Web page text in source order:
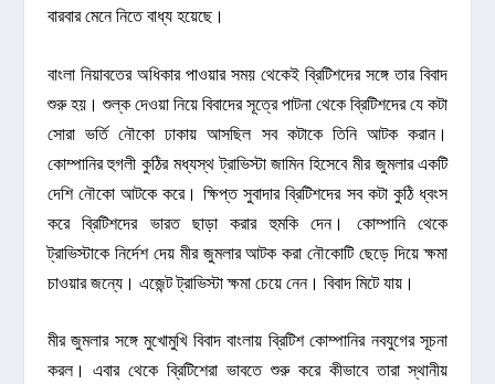
বারবার মেনে নিতে বাধ্য হয়েছে।
বাংলা নিয়াবতের অধিকার পাওয়ার সময় থেকেই ব্রিটিশদের সঙ্গে তার বিবাদ
শুরু হয়। শুল্ক দেওয়া নিয়ে বিবাদের সূত্রে পাটনা থেকে ব্রিটিশদের যে কটা
সোরা ভর্তি নৌকো ঢাকায় আসছিল সব কটাকে তিনি আটক করান।
কোম্পানির হুগলী কুঠির মধ্যস্থ ট্রাভিস্টা জামিন হিসেবে মীর জুমলার একটি
দেশি নৌকো আটকে করে। ক্ষিপ্ত সুবাদার ব্রিটিশদের সব কটা কুঠি ধ্বংস
করে ব্রিটিশদের ভারত ছাড়া করার হুমকি দেন। কোম্পানি থেকে
ট্রাভিস্টাকে নির্দেশ দেয় মীর জুমলার আটক করা নৌকোটি ছেড়ে দিয়ে ক্ষমা
চাওয়ার জন্যে। এজেন্ট ট্রাভিস্টা ক্ষমা চেয়ে নেন। বিবাদ মিটে যায়।
মীর জুমলার সঙ্গে মুখোমুখি বিবাদ বাংলায় ব্রিটিশ কোম্পানির নবযুগের সূচনা
করল। এবার থেকে ব্রিটিশেরা ভাবতে শুরু করে কীভাবে তারা স্থানীয়